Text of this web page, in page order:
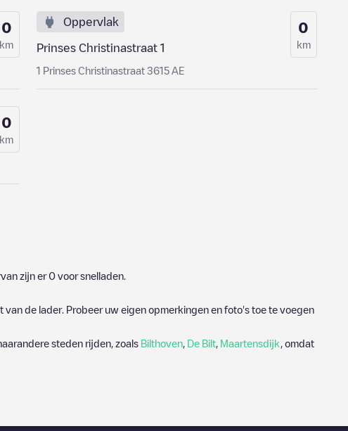
0
km
Oppervlak
Prinses Christinastraat 1
1 Prinses Christinastraat 3615 AE
0
km
0
km
zijn er 0 voor snelladen.
de lader. Probeer uw eigen opmerkingen en foto's toe te voegen
steden rijden, zoals Bilthoven De Bilt Maartensdijk , omdat